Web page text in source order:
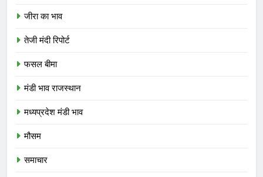
जीरा का भाव
तेजी मंदी रिपोर्ट
फसल बीमा
मंडी भाव राजस्थान
मध्यप्रदेश मंडी भाव
मौसम
समाचार